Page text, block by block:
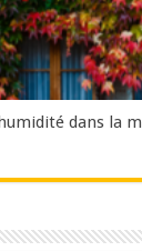
dans la